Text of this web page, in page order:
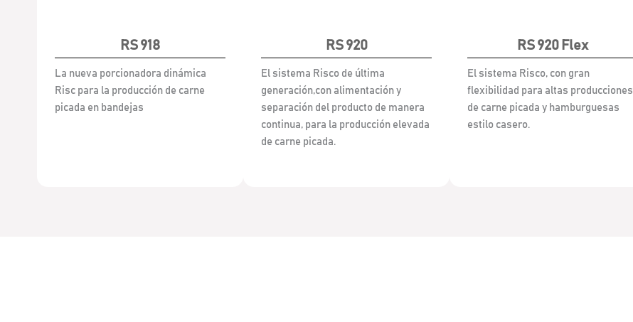
RS 918
La nueva porcionadora dinámica
Risc para la producción de carne
picada en bandejas
RS 920
El sistema Risco de última
generación,con alimentación y
separación del producto de manera
continua, para la producción elevada
de carne picada.
RS 920 Flex
El sistema Risco, con gran
flexibilidad para altas producciones
de carne picada y hamburguesas
estilo casero.